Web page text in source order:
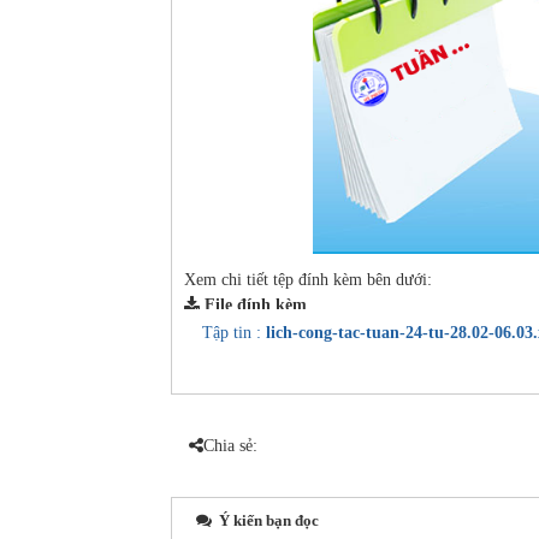
Xem chi tiết tệp đính kèm bên dưới:
File đính kèm
Tập tin : lich-cong-tac-tuan-24-tu-28.02-
Chia sẻ:
Ý kiến bạn đọc